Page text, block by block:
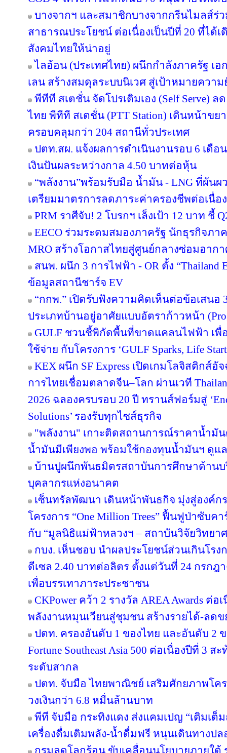
บางจากฯ และสมาชิกบางจากกรีนไมลส์ร่
สาธารณประโยชน์ ต่อเนื่องเป็นปีที่ 20 ที่ได้เ
สังคมไทยให้น่าอยู่
ไลอ้อน (ประเทศไทย) ผนึกกำลังภาครัฐ
เลน สร้างสมดุลระบบนิเวศ สู่เป้าหมายความ
พีทีที สเตชั่น จัดโปรเติมเอง (Self Serve)
ไทย พีทีที สเตชั่น (PTT Station) เดินหน้าขยา
ครอบคลุมกว่า 204 สถานีทั่วประเทศ
ปตท.สผ. แจ้งผลการดำเนินงานรอบ 6 เดือ
เงินปันผลระหว่างกาล 4.50 บาทต่อหุ้น
“พลังงาน”พร้อมรับมือ น้ำมัน - LNG ที่ผันผ
เตรียมมาตรการลดภาระค่าครองชีพต่อเนื่อง
PRM ราศีจับ! 2 โบรกฯ เล็งเป้า 12 บาท ชี้
EECO ร่วมระดมสมองภาครัฐ นักธุรกิจภ
MRO สร้างโอกาสไทยสู่ศูนย์กลางซ่อมอาก
สนพ. ผนึก 3 การไฟฟ้า - OR ตั้ง “Thailand
ข้อมูลสถานีชาร์จ EV
“กกพ.” เปิดรับฟังความคิดเห็นต่อข้อเสน
ประเภทบ้านอยู่อาศัยแบบอัตราก้าวหน้า
GULF ชวนชี้พิกัดพื้นที่ขาดแคลนไฟฟ้า เพื่
ใช้จ่าย กับโครงการ ‘GULF Sparks, Life
KEX ผนึก SF Express เปิดเกมโลจิสติกส์
การไทยเชื่อมตลาดจีน–โลก ผ่านเวที
2026 ฉลองครบรอบ 20 ปี ทรานส์ฟอร์มสู่
Solutions’ รองรับทุกไซส์ธุรกิจ
"พลังงาน" เกาะติดสถานการณ์ราคาน้ำมั
น้ำมันมีเพียงพอ พร้อมใช้กองทุนน้ำมันฯ ดูแ
บ้านปูผนึกพันธมิตรสถาบันการศึกษาด้าน
บุคลากรแห่งอนาคต
เซ็นทรัลพัฒนา เดินหน้าพันธกิจ มุ่งสู่องค์กร
โครงการ “One Million Trees” ฟื้นฟูป่าซับค
กับ “มูลนิธิแม่ฟ้าหลวงฯ – สถาบันวิจัยวิทยา
กบง. เห็นชอบ นำผลประโยชน์ส่วนเกินโร
ดีเซล 2.40 บาทต่อลิตร ตั้งแต่วันที่ 24 กรกฎ
เพื่อบรรเทาภาระประชาชน
CKPower คว้า 2 รางวัล AREA Awards ต่
พลังงานหมุนเวียนสู่ชุมชน สร้างรายได้-ลดข
ปตท. ครองอันดับ 1 ของไทย และอันดับ 2
Fortune Southeast Asia 500 ต่อเนื่องปีที่ 3
ระดับสากล
ปตท. จับมือ ไทยพาณิชย์ เสริมศักยภาพโค
วงเงินกว่า 6.8 หมื่นล้านบาท
พีที จับมือ กระทิงแดง ส่งแคมเปญ “เติมเต็
เครื่องดื่มเติมพลัง-น้ำดื่มฟรี หนุนเดินทางป
กรมลดโลกร้อน ขับเคลื่อนนโยบายภายใต้